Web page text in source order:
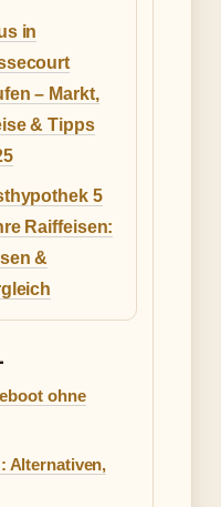
in
– Markt,
& Tipps
5
Raiffeisen:
&
ohne
Alternativen,